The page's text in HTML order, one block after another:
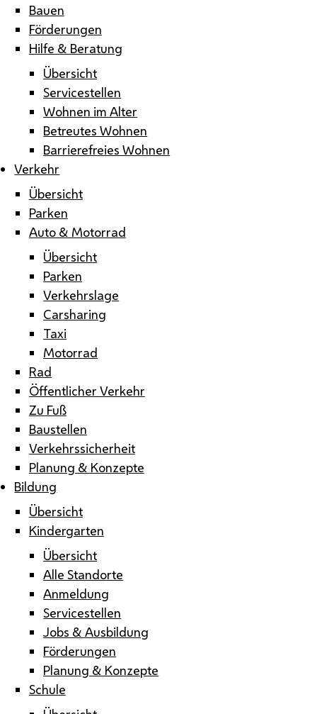
Bauen
Förderungen
Hilfe & Beratung
Übersicht
Servicestellen
Wohnen im Alter
Betreutes Wohnen
Barrierefreies Wohnen
Verkehr
Übersicht
Parken
Auto & Motorrad
Übersicht
Parken
Verkehrslage
Carsharing
Taxi
Motorrad
Rad
Öffentlicher Verkehr
Zu Fuß
Baustellen
Verkehrssicherheit
Planung & Konzepte
Bildung
Übersicht
Kindergarten
Übersicht
Alle Standorte
Anmeldung
Servicestellen
Jobs & Ausbildung
Förderungen
Planung & Konzepte
Schule